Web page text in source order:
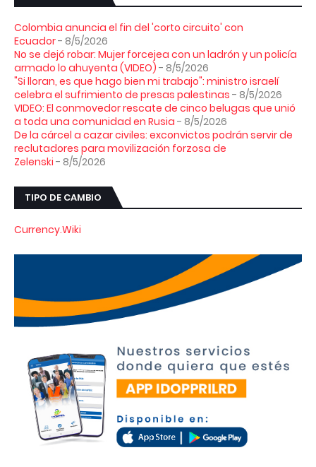
Colombia anuncia el fin del 'corto circuito' con
Ecuador- 8/5/2026
No se dejó robar: Mujer forcejea con un ladrón y un policía
armado lo ahuyenta (VIDEO) - 8/5/2026
"Si lloran, es que hago bien mi trabajo": ministro israelí
celebra el sufrimiento de presas palestinas - 8/5/2026
VIDEO: El conmovedor rescate de cinco belugas que unió
a toda una comunidad en Rusia - 8/5/2026
De la cárcel a cazar civiles: exconvictos podrán servir de
reclutadores para movilización forzosa de
Zelenski - 8/5/2026
TIPO DE CAMBIO
Currency.Wiki